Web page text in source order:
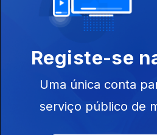
Registe-se
Uma única conta
serviço público de